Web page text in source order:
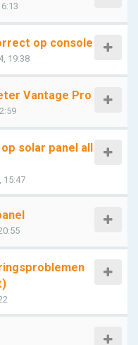
op console
19:38
Vantage Pro
solar panel all
15:47